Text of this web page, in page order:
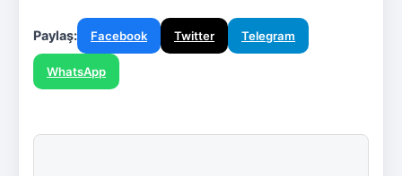
Paylaş: Facebook Twitter Telegram
WhatsApp